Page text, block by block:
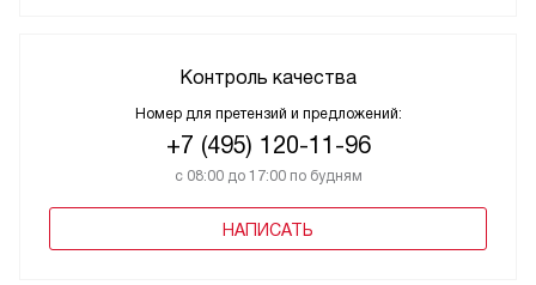
Контроль качества
Номер для претензий и предложений:
+7 (495) 120-11-96
с 08:00 до 17:00 по будням
НАПИСАТЬ